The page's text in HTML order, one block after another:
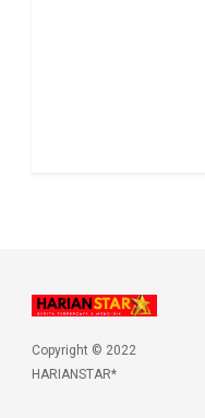
Copyright © 2022
HARIANSTAR*